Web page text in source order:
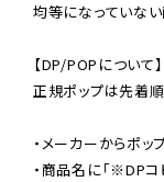
均等になっていない
【DP/POPについて】
正規ポップは先着順
・メーカーからポ
・商品名に「※DP